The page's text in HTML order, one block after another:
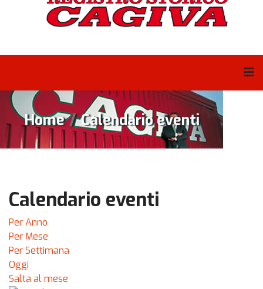
Home Calendario eventi
Calendario eventi
Per Anno
Per Mese
Per Settimana
Oggi
Salta al mese